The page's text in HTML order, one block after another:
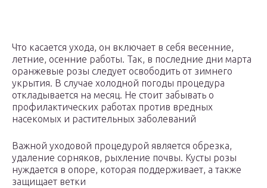
Что касается ухода, он включает в себя весенние,
летние, осенние работы. Так, в последние дни марта
оранжевые розы следует освободить от зимнего
укрытия. В случае холодной погоды процедура
откладывается на месяц. Не стоит забывать о
профилактических работах против вредных
насекомых и растительных заболеваний
Важной уходовой процедурой является обрезка,
удаление сорняков, рыхление почвы. Кусты розы
нуждается в опоре, которая поддерживает, а также
защищает ветки